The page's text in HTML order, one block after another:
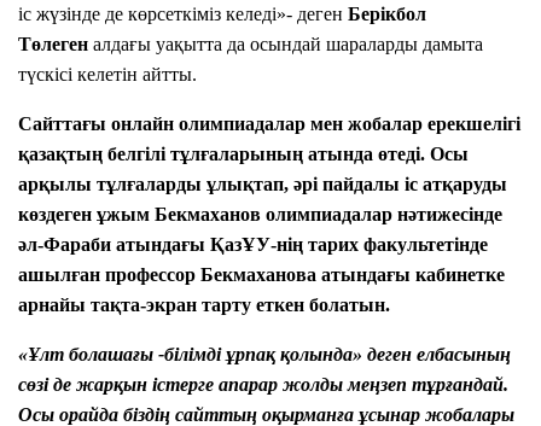
іс жүзінде де көрсеткіміз келеді»- деген Берікбол
Төлеген алдағы уақытта да осындай шараларды дамыта
түскісі келетін айтты.
Сайттағы онлайн олимпиадалар мен жобалар ерекшелігі
қазақтың белгілі тұлғаларының атында өтеді. Осы
арқылы тұлғаларды ұлықтап, әрі пайдалы іс атқаруды
көздеген ұжым Бекмаханов олимпиадалар нәтижесінде
әл-Фараби атындағы ҚазҰУ-нің тарих факультетінде
ашылған профессор Бекмаханова атындағы кабинетке
арнайы тақта-экран тарту еткен болатын.
«Ұлт болашағы -білімді ұрпақ қолында» деген елбасының
сөзі де жарқын істерге апарар жолды меңзеп тұрғандай.
Осы орайда біздің сайттың оқырманға ұсынар жобалары